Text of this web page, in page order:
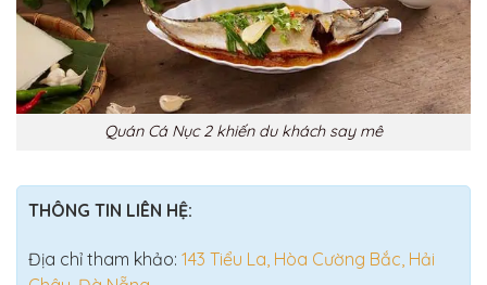
Quán Cá Nục 2 khiến du khách say mê
THÔNG TIN LIÊN HỆ:
Địa chỉ tham khảo: 143 Tiểu La, Hòa Cường Bắc, Hải